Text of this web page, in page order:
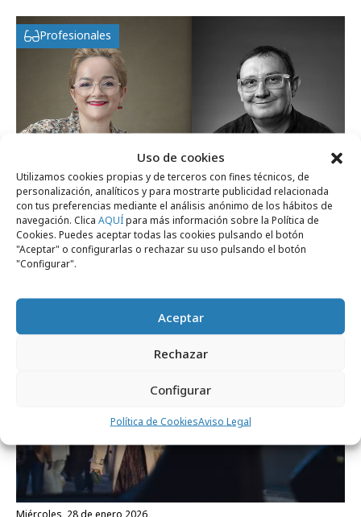
Uso de cookies
Utilizamos cookies propias y de terceros con fines técnicos, de
personalización, analíticos y para mostrarte publicidad relacionada
con tus preferencias mediante el análisis anónimo de los hábitos de
navegación. Clica AQUÍpara más información sobre la Política de
Cookies. Puedes aceptar todas las cookies pulsando el botón
"Aceptar" o configurarlas o rechazar su uso pulsando el botón
"Configurar".
Aceptar
Rechazar
Configurar
Política de CookiesAviso Legal
Profesionales
lunes, 1 de junio 2026
El futuro de las grandes centrales de
miércoles, 28 de enero 2026